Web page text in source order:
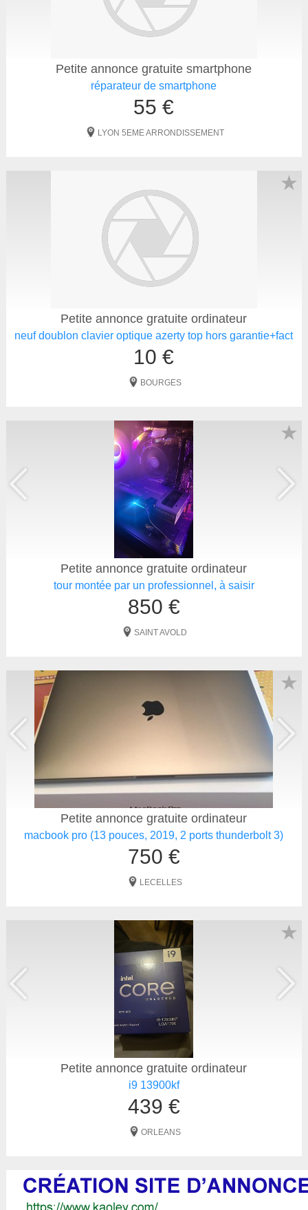
Petite annonce gratuite smartphone
réparateur de smartphone
55 €
LYON 5EME ARRONDISSEMENT
Petite annonce gratuite ordinateur
neuf doublon clavier optique azerty top hors garantie+fact
10 €
BOURGES
★
Petite annonce gratuite ordinateur
tour montée par un professionnel, à saisir
850 €
SAINT AVOLD
★
Petite annonce gratuite ordinateur
macbook pro (13 pouces, 2019, 2 ports thunderbolt 3)
750 €
LECELLES
★
Petite annonce gratuite ordinateur
i9 13900kf
439 €
ORLEANS
★